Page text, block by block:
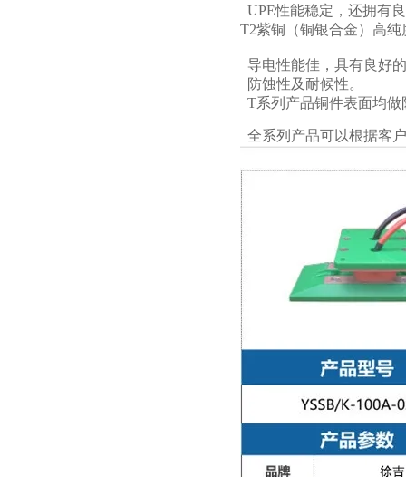
UPE性能稳定，还拥有
T2紫铜（铜银合金）高
导电性能佳，具有良好
防蚀性及耐候性。
T系列产品铜件表面均做
全系列产品可以根据客